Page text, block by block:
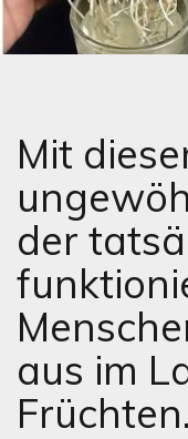
Mit
der
aus im
Früchten.